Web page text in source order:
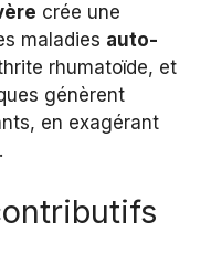
crée une
maladies auto-
rhumatoïde, et
génèrent
en exagérant